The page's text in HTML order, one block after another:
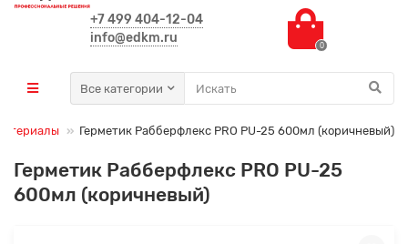
+7 499 404-12-04
info@edkm.ru
0
Все категории
Герметик Рабберфлекс PRO PU-25 600мл (коричневый)
Герметик Рабберфлекс PRO PU-25
600мл (коричневый)